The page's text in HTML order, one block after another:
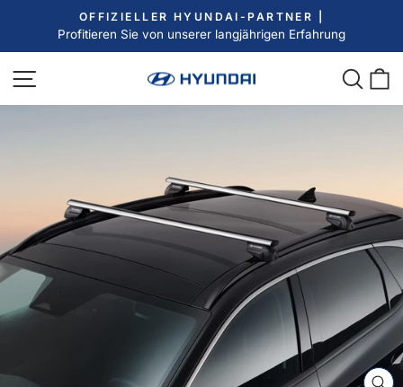
Inhalt
Pause
OFFIZIELLER HYUNDAI-PARTNER |
Profitieren Sie von unserer langjährigen Erfahrung
Seitennavigation